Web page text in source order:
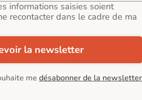
informations saisies soient
recontacter dans le cadre de ma
la newsletter
me désabonner de la newsletter